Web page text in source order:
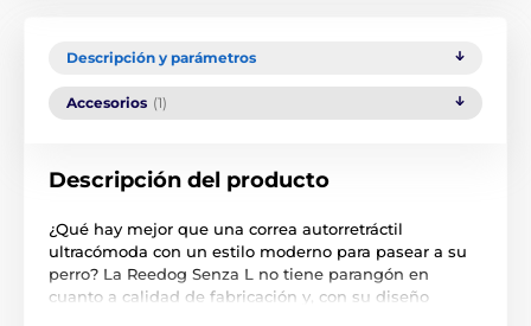
Descripción y parámetros
Accesorios (1)
Descripción del producto
¿Qué hay mejor que una correa autorretráctil
ultracómoda con un estilo moderno para pasear a su
perro? La Reedog Senza L no tiene parangón en
cuanto a calidad de fabricación y, con su diseño